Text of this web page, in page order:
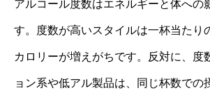
アルコール度数はエネルギーと体への
す。度数が高いスタイルは一杯当たり
カロリーが増えがちです。反対に、度
ョン系や低アル製品は、同じ杯数での